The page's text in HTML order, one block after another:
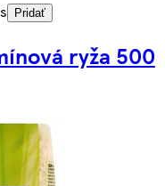
Pridať
ryža 500